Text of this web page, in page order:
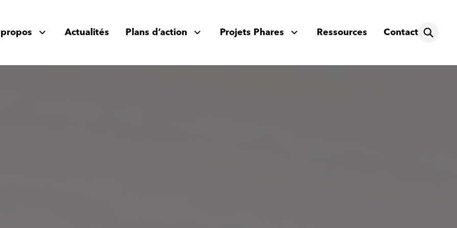
Actualités Plans d’action Projets Phares Ressources Contact